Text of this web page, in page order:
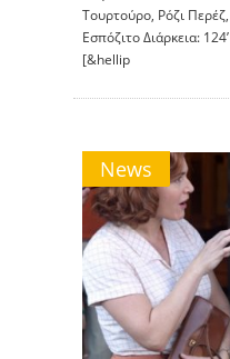
Τουρτούρο, Ρόζι
Εσπόζιτο Διάρκεια:
[&hellip
News